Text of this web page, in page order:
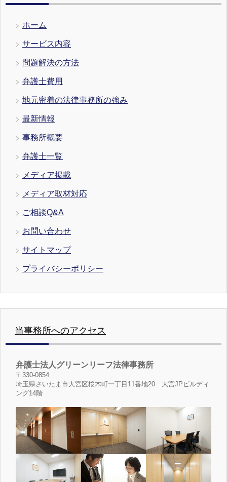
ホーム
サービス内容
問題解決の方法
弁護士費用
地元密着の法律事務所の強み
最新情報
事務所概要
弁護士一覧
メディア掲載
メディア取材対応
ご相談Q&A
お問い合わせ
サイトマップ
プライバシーポリシー
当事務所へのアクセス
弁護士法人グリーンリーフ法律事務所
〒330-0854
埼玉県さいたま市大宮区桜木町一丁目11番地20 大宮JPビルディ
ング14階